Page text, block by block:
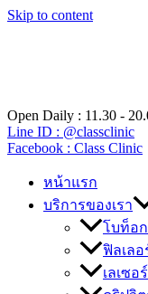
Skip to content
Open Daily : 11.30 -
Line ID : @classclinic​
Facebook : Class Clinic
หน้าแรก
บริการของเรา
โบท็อ
ฟิลเลอ
เลเซอร์